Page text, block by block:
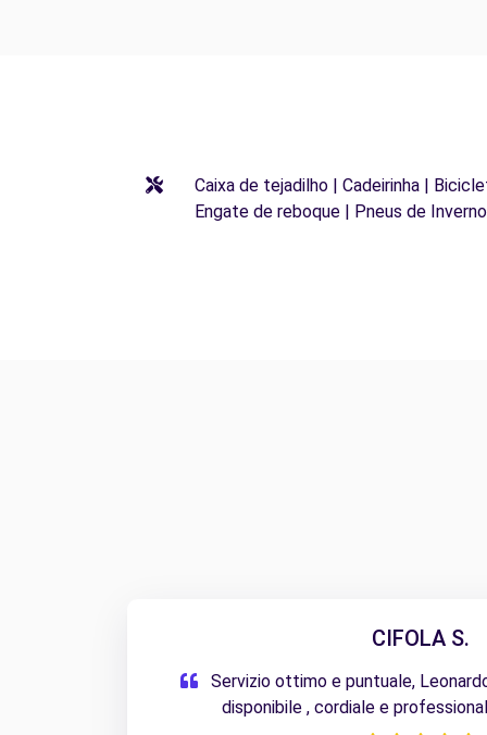
Caixa de tejadilho | Cadeirinha |
Engate de reboque | Pneus de Inverno
CIFOLA S.
Servizio ottimo e puntuale,
disponibile , cordiale e